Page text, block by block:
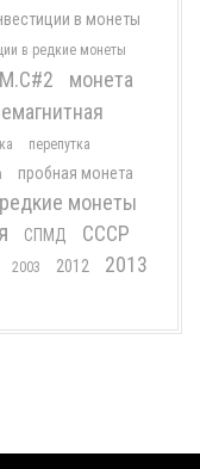
в монеты
в редкие монеты
М.С#2 монета
перепутка
пробная монета
редкие монеты
СПМД СССР
2003 2012 2013